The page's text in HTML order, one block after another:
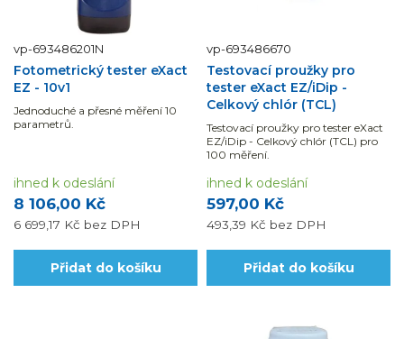
vp-693486201N
Fotometrický tester eXact
EZ - 10v1
Jednoduché a přesné měření 10
parametrů.
8 106,00 Kč
6 699,17 Kč bez DPH
ihned k odeslání
Přidat do košíku
vp-693486670
Testovací proužky pro
tester eXact EZ/iDip -
Celkový chlór (TCL)
Testovací proužky pro tester eXact
EZ/iDip - Celkový chlór (TCL) pro
100 měření.
597,00 Kč
493,39 Kč bez DPH
ihned k odeslání
Přidat do košíku